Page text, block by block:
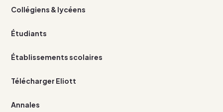
Collégiens & lycéens
Étudiants
Établissements scolaires
Télécharger Eliott
Annales